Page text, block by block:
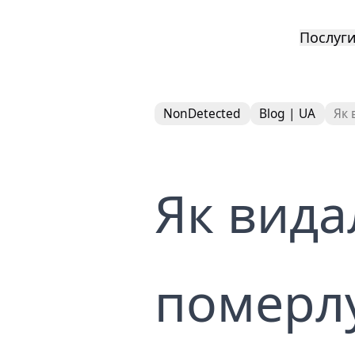
Послуги
NonDetected Blog | UA Як
Як